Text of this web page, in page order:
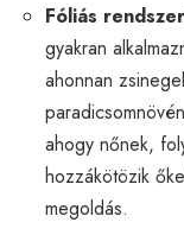
Fóliás
gyakran
ahonnan
ahogy nőnek,
hozzákötözik
megoldás.